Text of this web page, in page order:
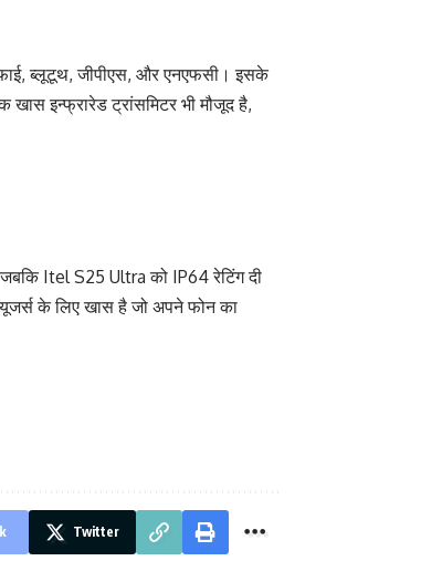
ब्लूटूथ, जीपीएस, और एनएफसी। इसके
खास इन्फ्रारेड ट्रांसमिटर भी मौजूद है,
Itel S25 Ultra को IP64 रेटिंग दी
के लिए खास है जो अपने फोन का
Twitter